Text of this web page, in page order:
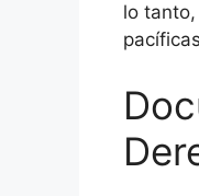
lo